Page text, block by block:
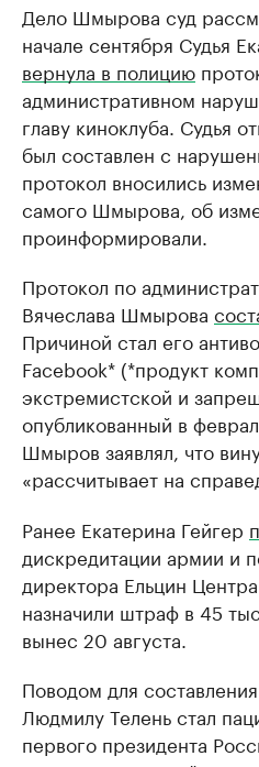
Дело Шмырова суд
начале сентября Судья
вернула в полицию
административном
главу киноклуба. Судья
был составлен с
протокол вносились
самого Шмырова, об
проинформировали.
Протокол по
Вячеслава Шмырова
Причиной стал его
Facebook* (*продукт
экстремистской и
опубликованный в
Шмыров заявлял, что
«рассчитывает на
Ранее Екатерина Гейгер
дискредитации армии и
директора Ельцин
назначили штраф в 45
вынес 20 августа.
Поводом для
Людмилу Телень стал
первого президента